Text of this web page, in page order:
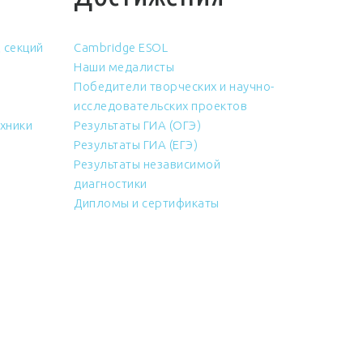
Cambridge ESOL
Наши медалисты
Победители творческих и научно-
исследовательских проектов
Результаты ГИА (ОГЭ)
Результаты ГИА (ЕГЭ)
Результаты независимой
диагностики
Дипломы и сертификаты